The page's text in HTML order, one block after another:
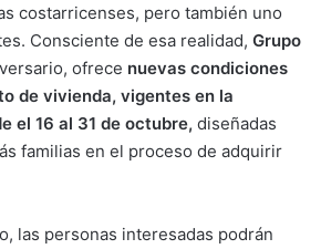
costarricenses, pero también uno
Consciente de esa realidad, Grupo
ofrece nuevas condiciones
de vivienda, vigentes en la
el 16 al 31 de octubre, diseñadas
familias en el proceso de adquirir
las personas interesadas podrán